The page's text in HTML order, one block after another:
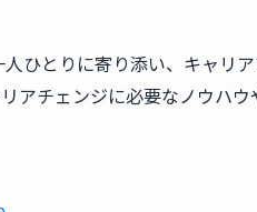
人ひとりに寄り添い、キャリ
アチェンジに必要なノウハ